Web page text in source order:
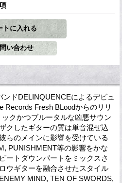
ドDELINQUENCEによるデビュ
Records Fresh BLoodからのリリ
クかつブルータルな凶悪サウン
クしたギターの質は単音混ぜ込
らのメインに影響を受けている
PUNISHMENT等の影響をかな
ートダウンパートをミックスさ
ウギターを融合させたスタイル
MIND, TEN OF SWORDS,